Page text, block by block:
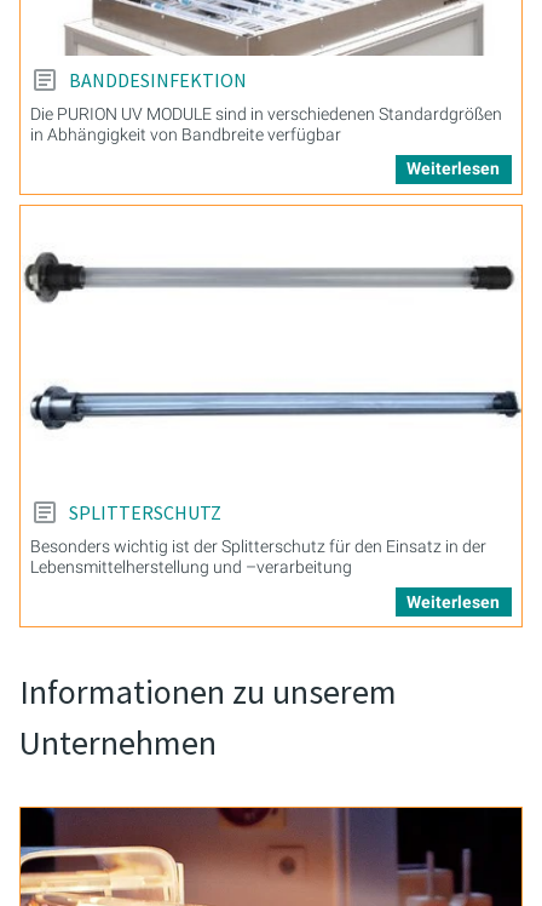
BANDDESINFEKTION
Die PURION UV MODULE sind in verschiedenen Standardgrößen
in Abhängigkeit von Bandbreite verfügbar
Weiterlesen
SPLITTERSCHUTZ
Besonders wichtig ist der Splitterschutz für den Einsatz in der
Lebensmittelherstellung und –verarbeitung
Weiterlesen
Informationen zu unserem
Unternehmen